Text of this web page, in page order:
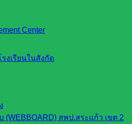
Center
รงเรียนในสังกัด
(WEBBOARD) สพป.สระแก้ว เขต 2